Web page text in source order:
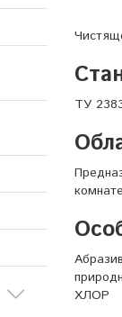
ТУ
ХЛОР